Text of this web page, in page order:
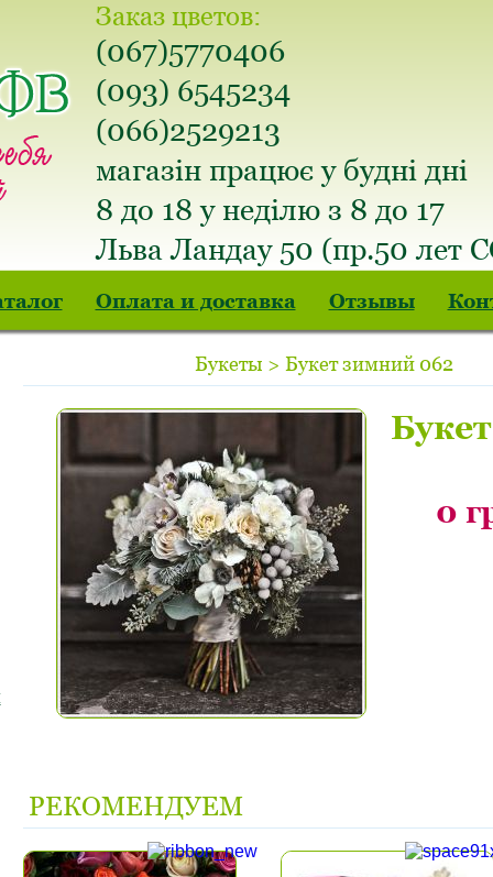
Заказ цветов:
(067)5770406
(093) 6545234
(066)2529213
магазін працює у будні дні
8 до 18 у неділю з 8 до 17
Льва Ландау 50 (пр.50 лет
Оплата и доставка Отзывы
Букеты > Букет зимний 062
0
РЕКОМЕНДУЕМ